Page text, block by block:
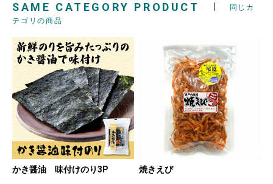
SAME CATEGORY PRODUCT
同じカ
テゴリの商品
かき醤油 味付けのり3P 焼きえび